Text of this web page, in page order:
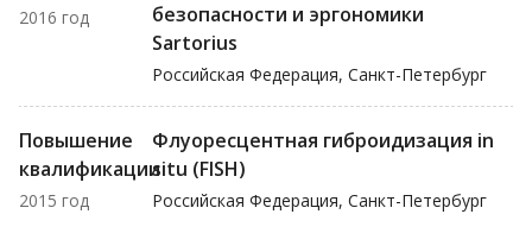
2016 год
безопасности и эргономики
Sartorius
Российская Федерация, Санкт-Петербург
Повышение
квалификации
2015 год
Флуоресцентная гиброидизация in
situ (FISH)
Российская Федерация, Санкт-Петербург